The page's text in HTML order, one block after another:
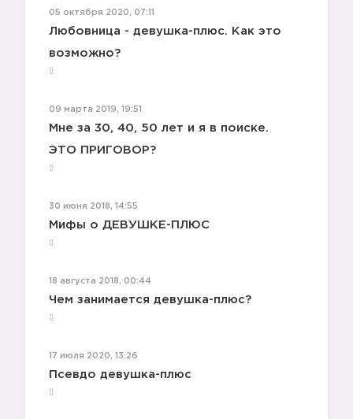
05 октября 2020, 07:11
Любовница - девушка-плюс. Как это
возможно?
09 марта 2019, 19:51
Мне за 30, 40, 50 лет и я в поиске.
ЭТО ПРИГОВОР?
30 июня 2018, 14:55
Мифы о ДЕВУШКЕ-ПЛЮС
18 августа 2018, 00:44
Чем занимается девушка-плюс?
17 июля 2020, 13:26
Псевдо девушка-плюс